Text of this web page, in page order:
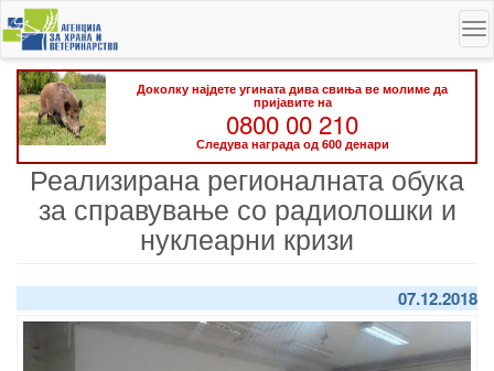
Skip
to
main
content
Доколку најдете угината дива свиња ве молиме да
пријавите на
0800 00 210
Следува награда од 600 денари
Реализирана регионалната обука
за справување со радиолошки и
нуклеарни кризи
07.12.2018